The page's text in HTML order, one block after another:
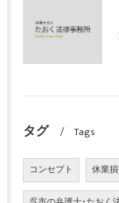
タグ Tags
コンセプト 休業